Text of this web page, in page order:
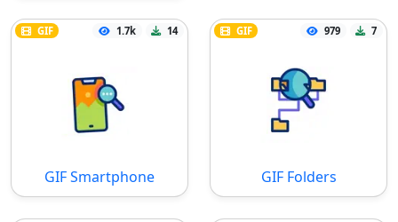
GIF 1.7k 14
GIF Smartphone
GIF 979 7
GIF Folders